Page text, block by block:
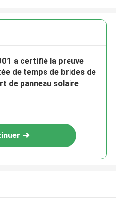
a certifié la preuve
de temps de brides de
de panneau solaire